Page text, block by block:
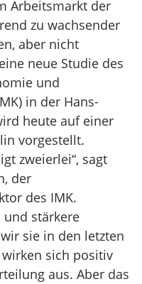
Arbeitsmarkt der
zu wachsender
aber nicht
neue Studie des
und
in der Hans-
heute auf einer
vorgestellt.
zweierlei“, sagt
der
des IMK.
und stärkere
sie in den letzten
wirken sich positiv
aus. Aber das